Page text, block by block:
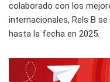
colaborado con los
internacionales, Rels B
hasta la fecha en 2025.